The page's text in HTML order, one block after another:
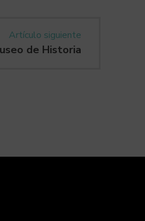
Artículo siguiente
de Historia